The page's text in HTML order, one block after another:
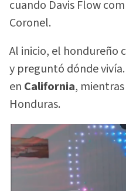
cuando Davis Flow
Coronel.
Al inicio, el hondureño
y preguntó dónde
en California,
Honduras.